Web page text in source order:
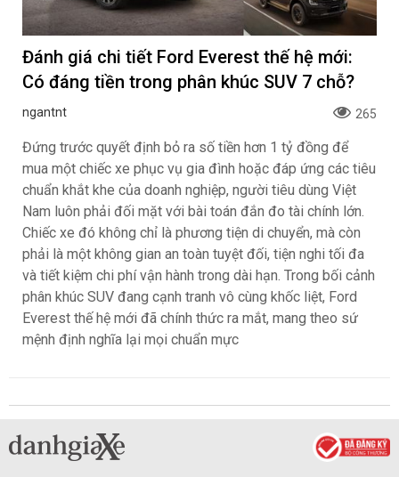
Đánh giá chi tiết Ford Everest thế hệ mới:
Có đáng tiền trong phân khúc SUV 7 chỗ?
ngantnt 265
Đứng trước quyết định bỏ ra số tiền hơn 1 tỷ đồng để
mua một chiếc xe phục vụ gia đình hoặc đáp ứng các tiêu
chuẩn khắt khe của doanh nghiệp, người tiêu dùng Việt
Nam luôn phải đối mặt với bài toán đắn đo tài chính lớn.
Chiếc xe đó không chỉ là phương tiện di chuyển, mà còn
phải là một không gian an toàn tuyệt đối, tiện nghi tối đa
và tiết kiệm chi phí vận hành trong dài hạn. Trong bối cảnh
phân khúc SUV đang cạnh tranh vô cùng khốc liệt, Ford
Everest thế hệ mới đã chính thức ra mắt, mang theo sứ
mệnh định nghĩa lại mọi chuẩn mực